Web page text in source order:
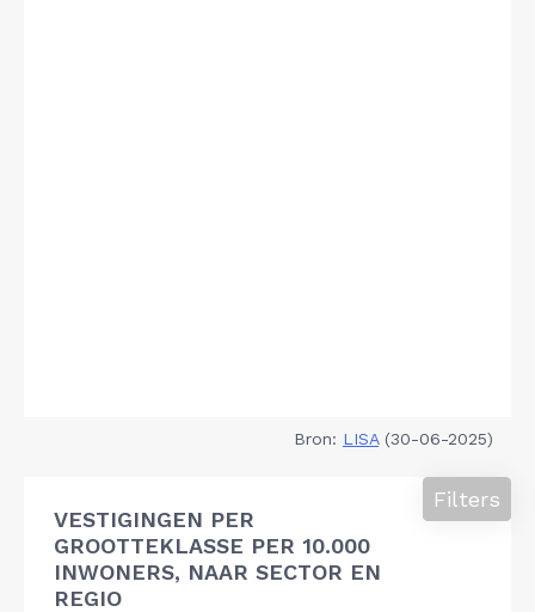
Bron: LISA(30-06-2025)
VESTIGINGEN PER
GROOTTEKLASSE PER 10.000
INWONERS, NAAR SECTOR EN
REGIO
Filters